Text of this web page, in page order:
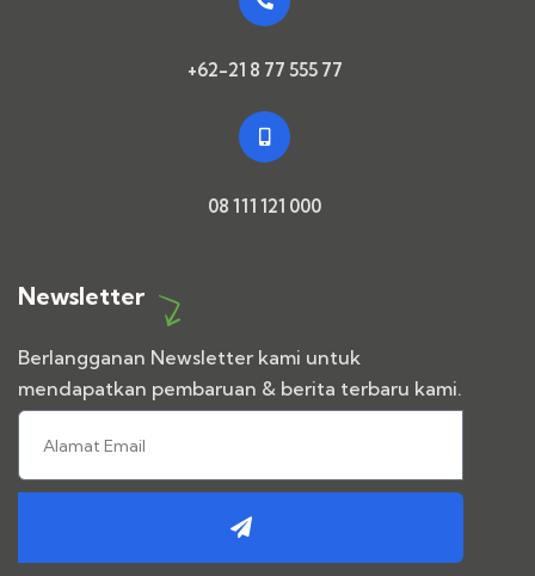
+62-21 8 77 555 77
08 111 121 000
Newsletter
Berlangganan Newsletter kami untuk
mendapatkan pembaruan & berita terbaru kami.